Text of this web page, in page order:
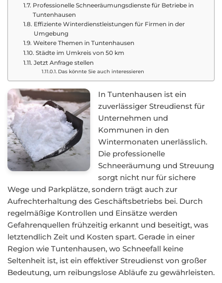
Professionelle Schneeräumungsdienste für Betriebe in
Tuntenhausen
Effiziente Winterdienstleistungen für Firmen in der
Umgebung
Weitere Themen in Tuntenhausen
Städte im Umkreis von 50 km
Jetzt Anfrage stellen
Das könnte Sie auch interessieren
In Tuntenhausen ist ein
zuverlässiger Streudienst für
Unternehmen und
Kommunen in den
Wintermonaten unerlässlich.
Die professionelle
Schneeräumung und Streuung
sorgt nicht nur für sichere
Wege und Parkplätze, sondern trägt auch zur
Aufrechterhaltung des Geschäftsbetriebs bei. Durch
regelmäßige Kontrollen und Einsätze werden
Gefahrenquellen frühzeitig erkannt und beseitigt, was
letztendlich Zeit und Kosten spart. Gerade in einer
Region wie Tuntenhausen, wo Schneefall keine
Seltenheit ist, ist ein effektiver Streudienst von großer
Bedeutung, um reibungslose Abläufe zu gewährleisten.